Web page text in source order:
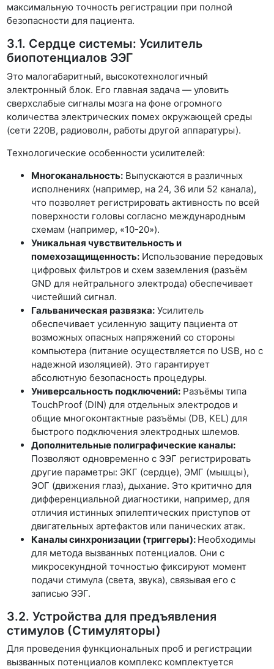
максимальную точность регистрации при полной
безопасности для пациента.
3.1. Сердце системы: Усилитель
биопотенциалов ЭЭГ
Это малогабаритный, высокотехнологичный
электронный блок. Его главная задача — уловить
сверхслабые сигналы мозга на фоне огромного
количества электрических помех окружающей среды
(сети 220В, радиоволн, работы другой аппаратуры).
Технологические особенности усилителей:
Многоканальность: Выпускаются в различных
исполнениях (например, на 24, 36 или 52 канала),
что позволяет регистрировать активность по всей
поверхности головы согласно международным
схемам (например, «10-20»).
Уникальная чувствительность и
помехозащищенность: Использование передовых
цифровых фильтров и схем заземления (разъём
GND для нейтрального электрода) обеспечивает
чистейший сигнал.
Гальваническая развязка: Усилитель
обеспечивает усиленную защиту пациента от
возможных опасных напряжений со стороны
компьютера (питание осуществляется по USB, но с
надежной изоляцией). Это гарантирует
абсолютную безопасность процедуры.
Универсальность подключений: Разъёмы типа
TouchProof (DIN) для отдельных электродов и
общие многоконтактные разъёмы (DB, KEL) для
быстрого подключения электродных шлемов.
Дополнительные полиграфические каналы:
Позволяют одновременно с ЭЭГ регистрировать
другие параметры: ЭКГ (сердце), ЭМГ (мышцы),
ЭОГ (движения глаз), дыхание. Это критично для
дифференциальной диагностики, например, для
отличия истинных эпилептических приступов от
двигательных артефактов или панических атак.
Каналы синхронизации (триггеры): Необходимы
для метода вызванных потенциалов. Они с
микросекундной точностью фиксируют момент
подачи стимула (света, звука), связывая его с
записью ЭЭГ.
3.2. Устройства для предъявления
стимулов (Стимуляторы)
Для проведения функциональных проб и регистрации
вызванных потенциалов комплекс комплектуется